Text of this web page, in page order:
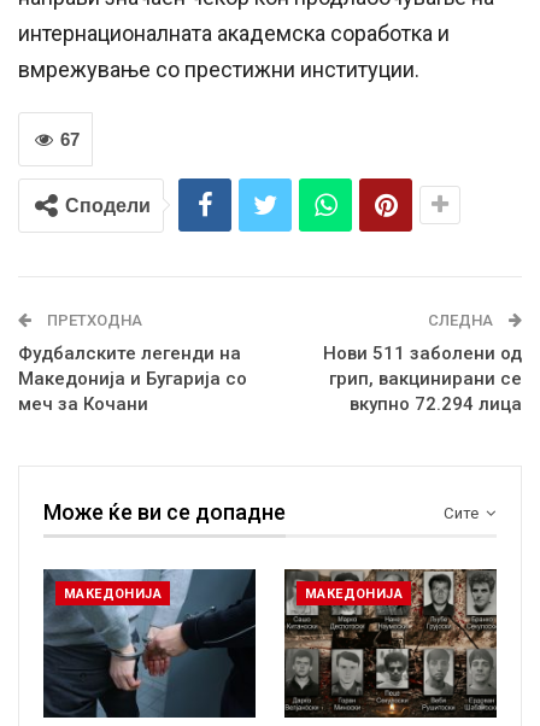
интернационалната академска соработка и
вмрежување со престижни институции.
67
Сподели
ПРЕТХОДНА
Фудбалските легенди на
Македонија и Бугарија со
меч за Кочани
СЛЕДНА
Нови 511 заболени од
грип, вакцинирани се
вкупно 72.294 лица
Сите
Може ќе ви се допадне
МАКЕДОНИЈА МАКЕДОНИЈА